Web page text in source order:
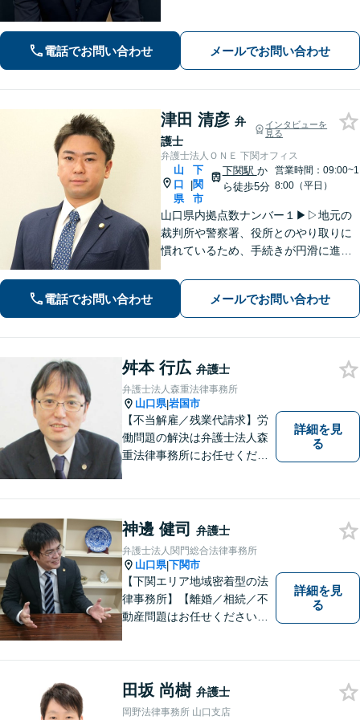
実調査と判例をリサーチし、不公平感
のない相続を実現【WEB面談】
電話でお問い合わせ メールでお問い合わせ
津田 清彦 弁
護士
インタビューを
見る
弁護士法人ＯＮＥ 下関オフィス
山
口
県
|
下
関
市
下関駅 か
ら徒歩5分
営業時間：09:00~1
8:00（平日）
山口県内拠点数ナンバー１▶︎▷地元の
裁判所や警察署、役所とのやり取りに
慣れているため、手続きが円滑に進み
ことで、仕事帰りや急な事態でも相談
に行きやすくなります。法律トラブル
は「地域密着」の当事務所にご相談く
ださい。
電話でお問い合わせ メールでお問い合わせ
舛本 行広 弁護士
弁護士法人森重法律事務所
山口県|岩国市
【不当解雇／残業代請求】労
働問題の解決は弁護士法人森
重法律事務所にお任せくださ
詳細を見
る
神邊 健司 弁護士
弁護士法人関門総合法律事務所
山口県|下関市
【下関エリア地域密着型の法
律事務所】【離婚／相続／不
動産問題はお任せください】
りの声を大切にし、適切な解
決方法をご提案いたします。
詳細を見
る
田坂 尚樹 弁護士
岡野法律事務所 山口支店